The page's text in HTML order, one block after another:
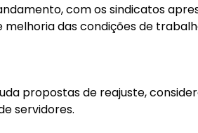
com os sindicatos
das condições de
propostas de reajuste,
servidores.